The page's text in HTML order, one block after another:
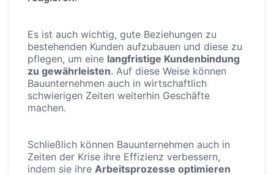
Es ist auch wichtig, gute Beziehungen zu
bestehenden Kunden aufzubauen und diese zu
pflegen, um eine langfristige Kundenbindung
zu gewährleisten. Auf diese Weise können
Bauunternehmen auch in wirtschaftlich
schwierigen Zeiten weiterhin Geschäfte
machen.
Schließlich können Bauunternehmen auch in
Zeiten der Krise ihre Effizienz verbessern,
indem sie ihre Arbeitsprozesse optimieren